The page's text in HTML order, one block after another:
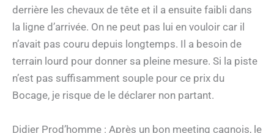
derrière les chevaux de tête et il a ensuite faibli dans
la ligne d’arrivée. On ne peut pas lui en vouloir car il
n’avait pas couru depuis longtemps. Il a besoin de
terrain lourd pour donner sa pleine mesure. Si la piste
n’est pas suffisamment souple pour ce prix du
Bocage, je risque de le déclarer non partant.
Didier Prod’homme : Après un bon meeting cagnois, le